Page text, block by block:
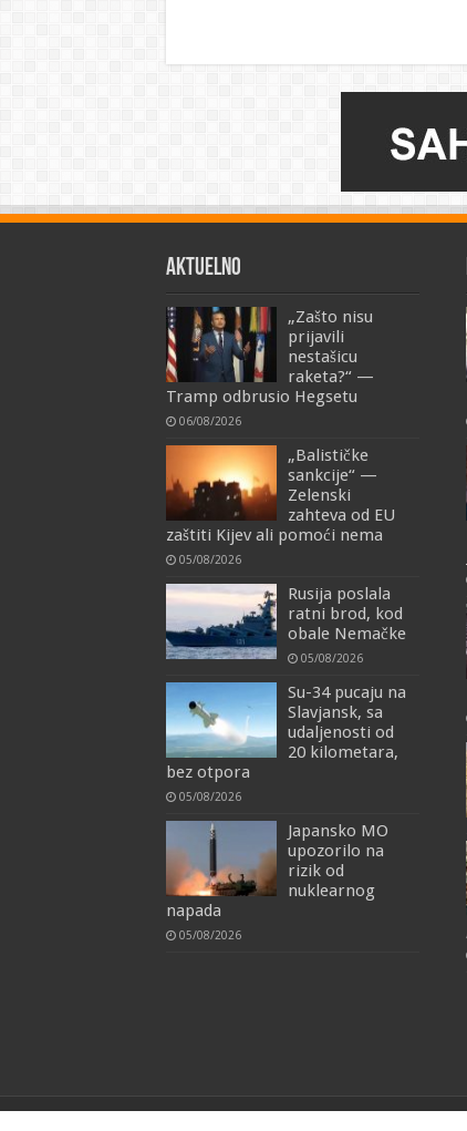
AKTUELNO
„Zašto nisu
prijavili
nestašicu
raketa?“ —
Tramp odbrusio Hegsetu
06/08/2026
„Balističke
sankcije“ —
Zelenski
zahteva od EU
zaštiti Kijev ali pomoći nema
05/08/2026
Rusija poslala
ratni brod, kod
obale Nemačke
05/08/2026
Su-34 pucaju na
Slavjansk, sa
udaljenosti od
20 kilometara,
bez otpora
05/08/2026
Japansko MO
upozorilo na
rizik od
nuklearnog
napada
05/08/2026